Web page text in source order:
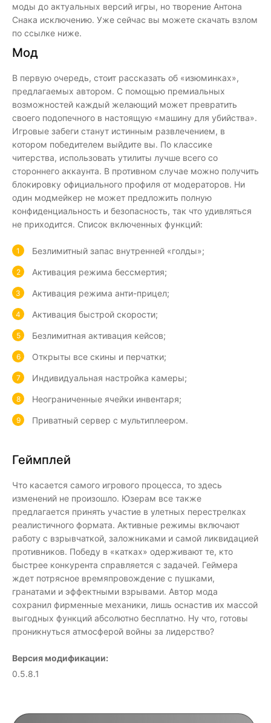
моды до актуальных версий игры, но творение Антона
Снака исключению. Уже сейчас вы можете скачать взлом
по ссылке ниже.
Мод
В первую очередь, стоит рассказать об «изюминках»,
предлагаемых автором. С помощью премиальных
возможностей каждый желающий может превратить
своего подопечного в настоящую «машину для убийства».
Игровые забеги станут истинным развлечением, в
котором победителем выйдите вы. По классике
читерства, использовать утилиты лучше всего со
стороннего аккаунта. В противном случае можно получить
блокировку официального профиля от модераторов. Ни
один модмейкер не может предложить полную
конфиденциальность и безопасность, так что удивляться
не приходится. Список включенных функций:
Безлимитный запас внутренней «голды»;
Активация режима бессмертия;
Активация режима анти-прицел;
Активация быстрой скорости;
Безлимитная активация кейсов;
Открыты все скины и перчатки;
Индивидуальная настройка камеры;
Неограниченные ячейки инвентаря;
Приватный сервер с мультиплеером.
Геймплей
Что касается самого игрового процесса, то здесь
изменений не произошло. Юзерам все также
предлагается принять участие в улетных перестрелках
реалистичного формата. Активные режимы включают
работу с взрывчаткой, заложниками и самой ликвидацией
противников. Победу в «катках» одерживают те, кто
быстрее конкурента справляется с задачей. Геймера
ждет потрясное времяпровождение с пушками,
гранатами и эффектными взрывами. Автор мода
сохранил фирменные механики, лишь оснастив их массой
выгодных функций абсолютно бесплатно. Ну что, готовы
проникнуться атмосферой войны за лидерство?
Версия модификации:
0.5.8.1